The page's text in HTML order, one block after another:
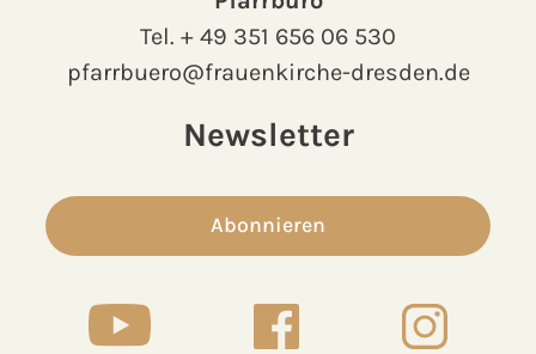
Tel. + 49 351 656 06 530
pfarrbuero@frauenkirche-dresden.de
Newsletter
Abonnieren